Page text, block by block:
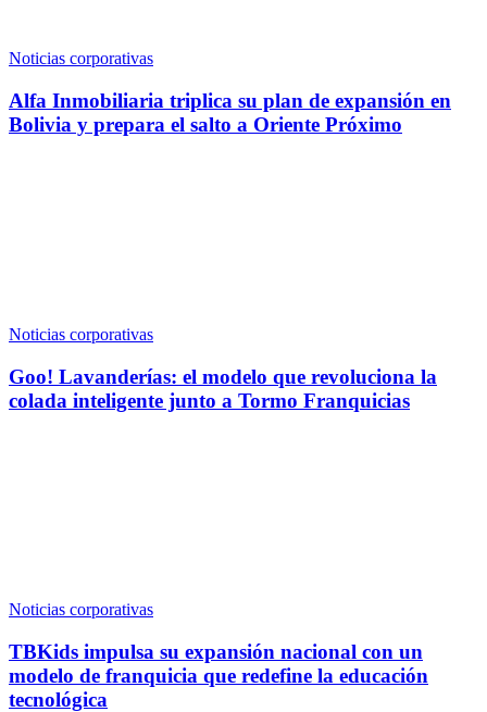
Noticias corporativas
Alfa Inmobiliaria triplica su plan de expansión en
Bolivia y prepara el salto a Oriente Próximo
Noticias corporativas
Goo! Lavanderías: el modelo que revoluciona la
colada inteligente junto a Tormo Franquicias
Noticias corporativas
TBKids impulsa su expansión nacional con un
modelo de franquicia que redefine la educación
tecnológica